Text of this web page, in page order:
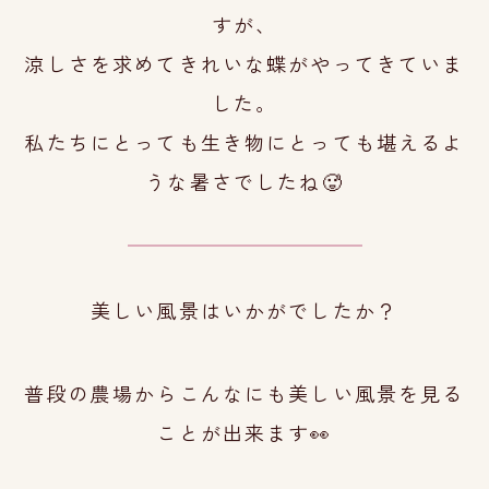
すが、
涼しさを求めてきれいな蝶がやってきていま
した。
私たちにとっても生き物にとっても 堪えるよ
うな暑さでしたね🥵
美しい風景はいかがでしたか？
普段の農場からこんなにも美しい風景を見る
ことが出来ます👀